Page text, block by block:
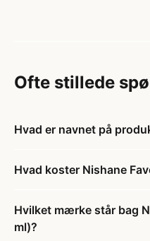
Ofte stillede
Hvad er navnet på
Hvad koster Nishane
Hvilket mærke står bag
ml)?